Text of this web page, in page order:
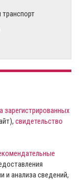
зарегистрированных
свидетельство
и анализа сведений,